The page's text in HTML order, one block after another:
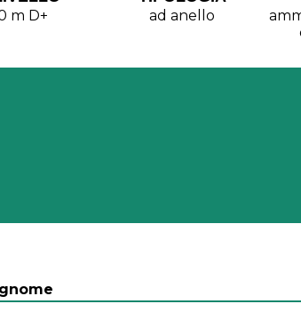
m D+ ad anello